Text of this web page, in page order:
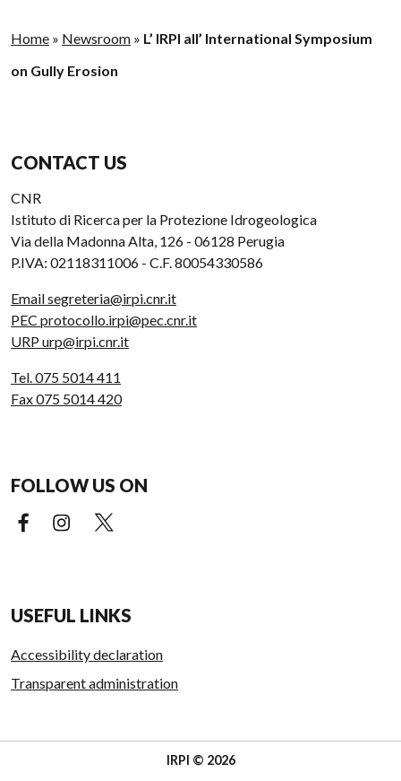
Home » Newsroom » L’ IRPI all’ International Symposium
on Gully Erosion
CONTACT US
CNR
Istituto di Ricerca per la Protezione Idrogeologica
Via della Madonna Alta, 126 - 06128 Perugia
P.IVA: 02118311006 - C.F. 80054330586
Email segreteria@irpi.cnr.it
PEC protocollo.irpi@pec.cnr.it
URP urp@irpi.cnr.it
Tel. 075 5014 411
Fax 075 5014 420
FOLLOW US ON
Facebook (external link)
Instagram (external link)
USEFUL LINKS
Accessibility declaration
Transparent administration
IRPI © 2026